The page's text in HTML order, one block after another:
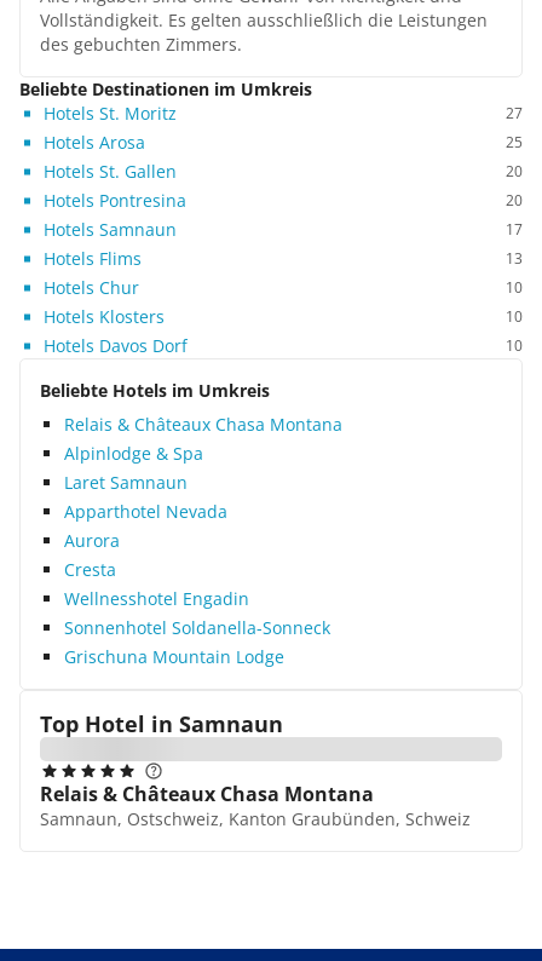
Vollständigkeit. Es gelten ausschließlich die Leistungen
des gebuchten Zimmers.
Beliebte Destinationen im Umkreis
Hotels St. Moritz
27
Hotels Arosa 25
Hotels St. Gallen 20
Hotels Pontresina 20
Hotels Samnaun 17
Hotels Flims 13
Hotels Chur 10
Hotels Klosters 10
Hotels Davos Dorf 10
Beliebte Hotels im Umkreis
Relais & Châteaux Chasa Montana
Alpinlodge & Spa
Laret Samnaun
Apparthotel Nevada
Aurora
Cresta
Wellnesshotel Engadin
Sonnenhotel Soldanella-Sonneck
Grischuna Mountain Lodge
Top Hotel in Samnaun
Relais & Châteaux Chasa Montana
Samnaun, Ostschweiz, Kanton Graubünden, Schweiz